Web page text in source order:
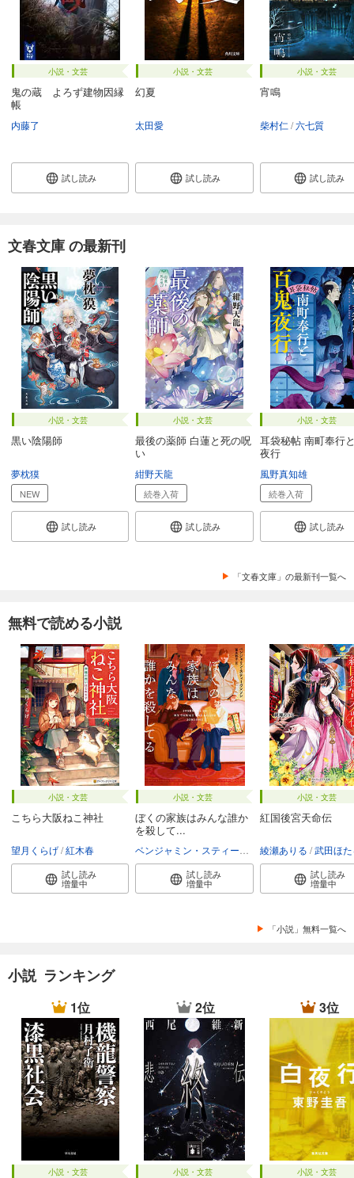
小説・文芸
鬼の蔵 よろず建物因縁
帳
内藤了
試し読み
小説・文芸
幻夏
太田愛
試し読み
小説・文芸
宵鳴
柴村仁 六七質
試し読み
文春文庫 の最新刊
小説・文芸
黒い陰陽師
夢枕獏
NEW
試し読み
小説・文芸
最後の薬師 白蓮と死の呪
い
紺野天龍
続巻入荷
試し読み
小説・文芸
耳袋秘帖 南町奉行
夜行
風野真知雄
続巻入荷
試し読み
「文春文庫」の最新刊一覧へ
無料で読める小説
小説・文芸
こちら大阪ねこ神社
望月くらげ 紅木春
試し読み
増量中
小説・文芸
ぼくの家族はみんな誰か
を殺して...
富永和子
試し読み
増量中
小説・文芸
紅国後宮天命伝
綾瀬ありる 武田ほ
試し読み
増量中
「小説」無料一覧へ
小説 ランキング
1位
小説・文芸
2位
小説・文芸
3位
小説・文芸